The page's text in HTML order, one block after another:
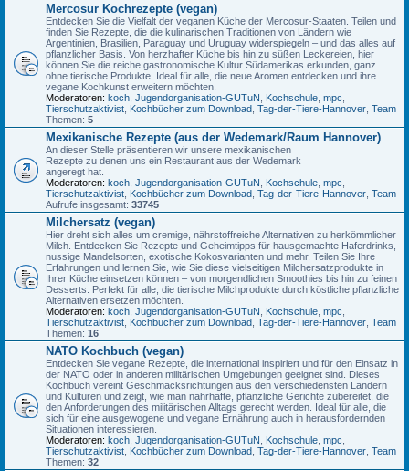
Mercosur Kochrezepte (vegan)
Entdecken Sie die Vielfalt der veganen Küche der Mercosur-Staaten. Teilen und
finden Sie Rezepte, die die kulinarischen Traditionen von Ländern wie
Argentinien, Brasilien, Paraguay und Uruguay widerspiegeln – und das alles auf
pflanzlicher Basis. Von herzhafter Küche bis hin zu süßen Leckereien, hier
können Sie die reiche gastronomische Kultur Südamerikas erkunden, ganz
ohne tierische Produkte. Ideal für alle, die neue Aromen entdecken und ihre
vegane Kochkunst erweitern möchten.
Moderatoren: koch Jugendorganisation-GUTuN Kochschule mpc
Tierschutzaktivist Kochbücher zum Download Tag-der-Tiere-Hannover Team
Themen: 5
Mexikanische Rezepte (aus der Wedemark/Raum Hannover)
An dieser Stelle präsentieren wir unsere mexikanischen
Rezepte zu denen uns ein Restaurant aus der Wedemark
angeregt hat.
Moderatoren: koch Jugendorganisation-GUTuN Kochschule mpc
Tierschutzaktivist Kochbücher zum Download Tag-der-Tiere-Hannover Team
Aufrufe insgesamt: 33745
Milchersatz (vegan)
Hier dreht sich alles um cremige, nährstoffreiche Alternativen zu herkömmlicher
Milch. Entdecken Sie Rezepte und Geheimtipps für hausgemachte Haferdrinks,
nussige Mandelsorten, exotische Kokosvarianten und mehr. Teilen Sie Ihre
Erfahrungen und lernen Sie, wie Sie diese vielseitigen Milchersatzprodukte in
Ihrer Küche einsetzen können – von morgendlichen Smoothies bis hin zu feinen
Desserts. Perfekt für alle, die tierische Milchprodukte durch köstliche pflanzliche
Alternativen ersetzen möchten.
Moderatoren: koch Jugendorganisation-GUTuN Kochschule mpc
Tierschutzaktivist Kochbücher zum Download Tag-der-Tiere-Hannover Team
Themen: 16
NATO Kochbuch (vegan)
Entdecken Sie vegane Rezepte, die international inspiriert und für den Einsatz in
der NATO oder in anderen militärischen Umgebungen geeignet sind. Dieses
Kochbuch vereint Geschmacksrichtungen aus den verschiedensten Ländern
und Kulturen und zeigt, wie man nahrhafte, pflanzliche Gerichte zubereitet, die
den Anforderungen des militärischen Alltags gerecht werden. Ideal für alle, die
sich für eine ausgewogene und vegane Ernährung auch in herausfordernden
Situationen interessieren.
Moderatoren: koch Jugendorganisation-GUTuN Kochschule mpc
Tierschutzaktivist Kochbücher zum Download Tag-der-Tiere-Hannover Team
Themen: 32